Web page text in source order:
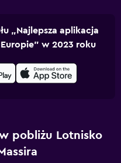
„Najlepsza aplikacja
w 2023 roku
pobliżu Lotnisko